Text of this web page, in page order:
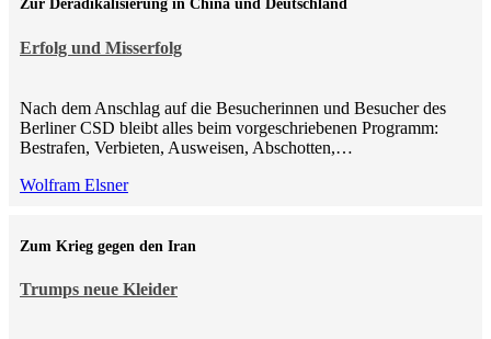
Erfolg und Misserfolg
Zur Deradikalisierung in China und Deutschland
Nach dem Anschlag auf die Besucherinnen und Besucher des
Berliner CSD bleibt alles beim vorgeschriebenen Programm:
Bestrafen, Verbieten, Ausweisen, Abschotten,…
Wolfram Elsner
Trumps neue Kleider
Zum Krieg gegen den Iran